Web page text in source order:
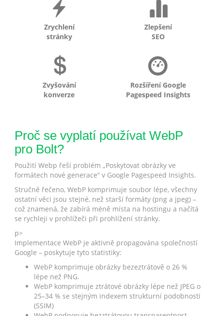
Zrychlení
stránky
Zlepšení
SEO
Zvyšování
konverze
Rozšíření Google
Pagespeed Insights
Proč se vyplatí používat WebP
pro Bolt?
Použití Webp řeší problém „Poskytovat obrázky ve
formátech nové generace“ v Google Pagespeed Insights.
Stručně řečeno, WebP komprimuje soubor lépe, všechny
ostatní věci jsou stejné, než starší formáty (png a jpeg) –
což znamená, že zabírá méně místa na hostingu a načítá
se rychleji v prohlížeči při prohlížení stránky.
p>
Implementace WebP je aktivně propagována společností
Google – poskytuje tyto statistiky:
WebP komprimuje obrázky bezeztrátově o 26 %
lépe než PNG.
WebP komprimuje ztrátové obrázky lépe než JPEG o
25–34 % se stejným indexem strukturní podobnosti
(SSIM)